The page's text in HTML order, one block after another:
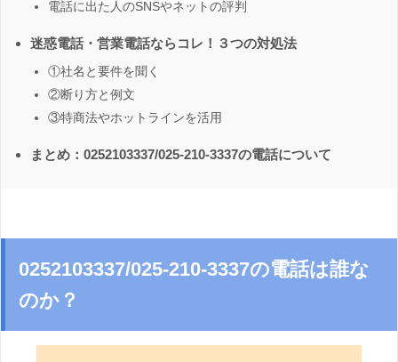
電話に出た人のSNSやネットの評判
迷惑電話・営業電話ならコレ！３つの対処法
①社名と要件を聞く
②断り方と例文
③特商法やホットラインを活用
まとめ：0252103337/025-210-3337の電話について
0252103337/025-210-3337の電話は誰な
のか？